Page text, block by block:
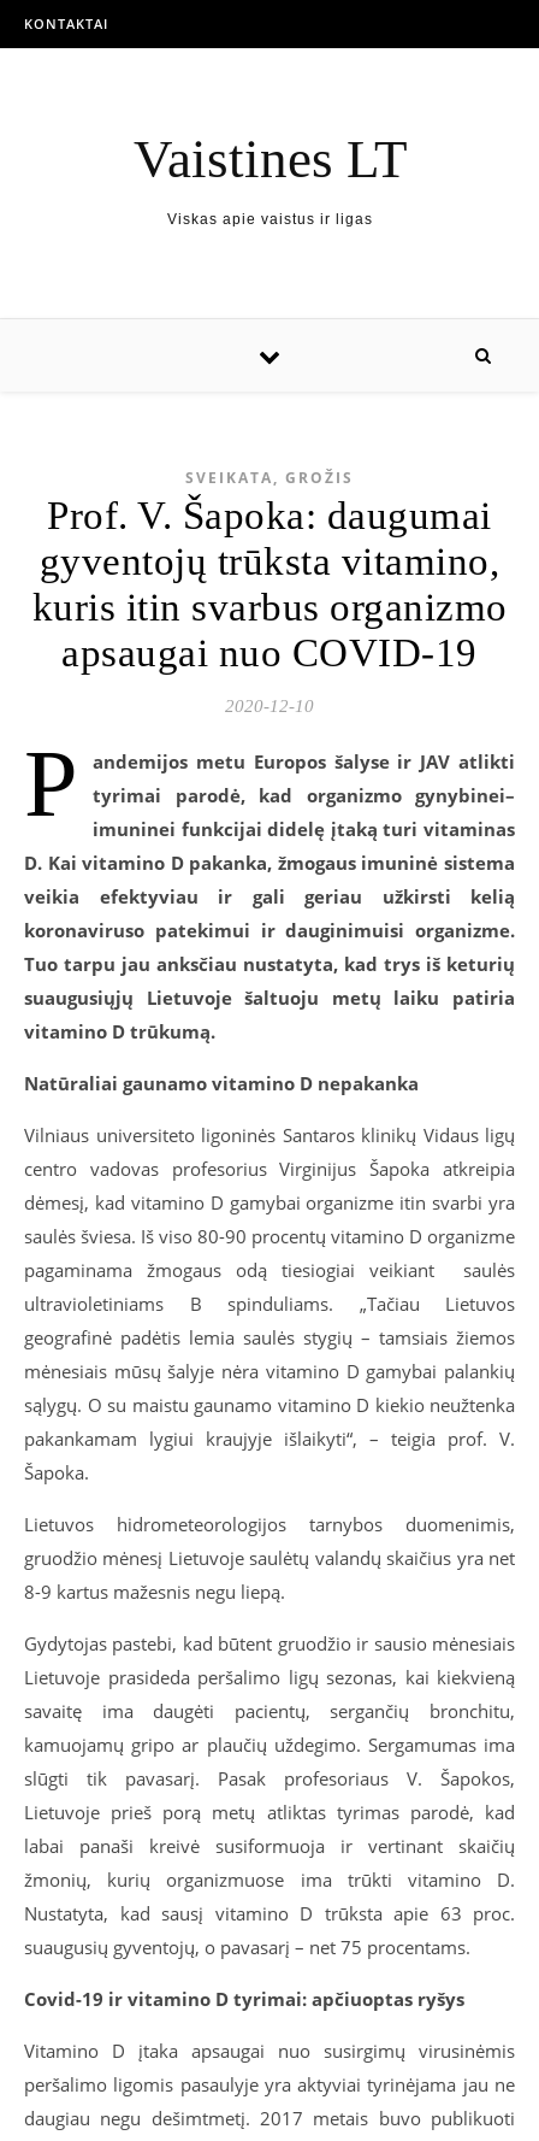
KONTAKTAI
Vaistines LT
Viskas apie vaistus ir ligas
SVEIKATA, GROŽIS
Prof. V. Šapoka: daugumai
gyventojų trūksta vitamino,
kuris itin svarbus organizmo
apsaugai nuo COVID-19
2020-12-10
P
andemijos metu Europos šalyse ir JAV atlikti
tyrimai parodė, kad organizmo gynybinei–
imuninei funkcijai didelę įtaką turi vitaminas
D. Kai vitamino D pakanka, žmogaus imuninė sistema
veikia efektyviau ir gali geriau užkirsti kelią
koronaviruso patekimui ir dauginimuisi organizme.
Tuo tarpu jau anksčiau nustatyta, kad trys iš keturių
suaugusiųjų Lietuvoje šaltuoju metų laiku patiria
vitamino D trūkumą.
Natūraliai gaunamo vitamino D nepakanka
Vilniaus universiteto ligoninės Santaros klinikų Vidaus ligų
centro vadovas profesorius Virginijus Šapoka atkreipia
dėmesį, kad vitamino D gamybai organizme itin svarbi yra
saulės šviesa. Iš viso 80-90 procentų vitamino D organizme
pagaminama žmogaus odą tiesiogiai veikiant saulės
ultravioletiniams B spinduliams. „Tačiau Lietuvos
geografinė padėtis lemia saulės stygių – tamsiais žiemos
mėnesiais mūsų šalyje nėra vitamino D gamybai palankių
sąlygų. O su maistu gaunamo vitamino D kiekio neužtenka
pakankamam lygiui kraujyje išlaikyti“, – teigia prof. V.
Šapoka.
Lietuvos hidrometeorologijos tarnybos duomenimis,
gruodžio mėnesį Lietuvoje saulėtų valandų skaičius yra net
8-9 kartus mažesnis negu liepą.
Gydytojas pastebi, kad būtent gruodžio ir sausio mėnesiais
Lietuvoje prasideda peršalimo ligų sezonas, kai kiekvieną
savaitę ima daugėti pacientų, sergančių bronchitu,
kamuojamų gripo ar plaučių uždegimo. Sergamumas ima
slūgti tik pavasarį. Pasak profesoriaus V. Šapokos,
Lietuvoje prieš porą metų atliktas tyrimas parodė, kad
labai panaši kreivė susiformuoja ir vertinant skaičių
žmonių, kurių organizmuose ima trūkti vitamino D.
Nustatyta, kad sausį vitamino D trūksta apie 63 proc.
suaugusių gyventojų, o pavasarį – net 75 procentams.
Covid-19 ir vitamino D tyrimai: apčiuoptas ryšys
Vitamino D įtaka apsaugai nuo susirgimų virusinėmis
peršalimo ligomis pasaulyje yra aktyviai tyrinėjama jau ne
daugiau negu dešimtmetį. 2017 metais buvo publikuoti